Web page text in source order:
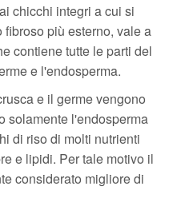
chicchi integri a cui si
più esterno, vale a
contiene tutte le parti del
e l'endosperma.
e il germe vengono
solamente l'endosperma
di riso di molti nutrienti
e lipidi. Per tale motivo il
considerato migliore di